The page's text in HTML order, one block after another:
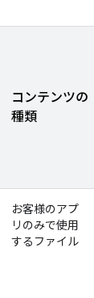
コンテンツの
種類
お客様のアプ
リのみで使用
するファイル